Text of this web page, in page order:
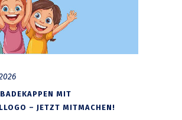
MIT
– JETZT MITMACHEN!